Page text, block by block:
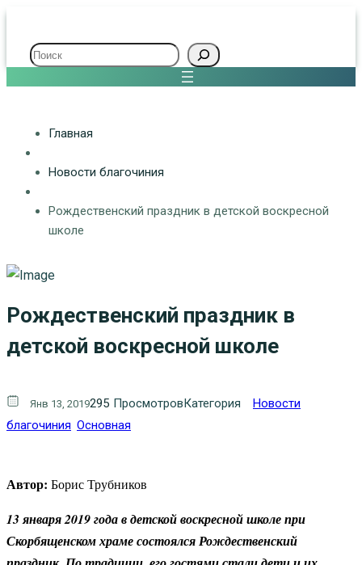
Поиск
Главная
Новости благочиния
Рождественский праздник в детской воскресной
школе
Рождественский праздник в
детской воскресной школе
Янв 13, 2019295 ПросмотровКатегория
Новости
благочиния Основная
Автор: Борис Трубников
13 января 2019 года в детской воскресной школе при
Скорбященском храме состоялся Рождественский